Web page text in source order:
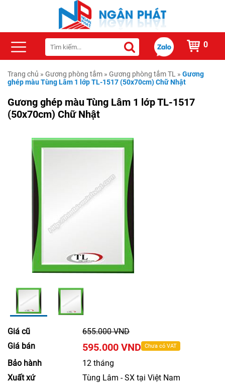
0
Trang chủ » Gương phòng tắm » Gương phòng tắm TL » Gương
ghép màu Tùng Lâm 1 lớp TL-1517 (50x70cm) Chữ Nhật
Gương ghép màu Tùng Lâm 1 lớp TL-1517
(50x70cm) Chữ Nhật
Giá cũ
655.000 VND
Giá bán
595.000 VND Chưa có VAT
Bảo hành
12 tháng
Xuất xứ
Tùng Lâm - SX tại Việt Nam